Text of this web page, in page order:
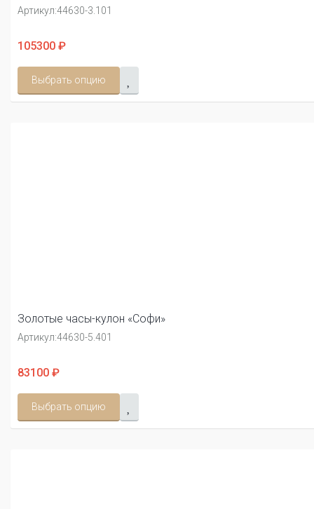
Артикул:44630-3.101
105300 ₽
Выбрать опцию
Золотые часы-кулон «Софи»
Артикул:44630-5.401
83100 ₽
Выбрать опцию